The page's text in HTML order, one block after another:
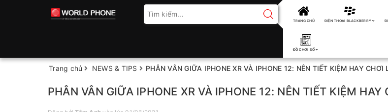
TRANG CHỦ ĐIỆN THOẠI BLACKBERRY
ĐỒ CHƠI SỐ
Trang chủ NEWS & TIPS PHÂN VÂN GIỮA IPHONE XR VÀ IPHONE 12: NÊN TIẾT KIỆM HAY CHƠI
PHÂN VÂN GIỮA IPHONE XR VÀ IPHONE 12: NÊN TIẾT KIỆM HAY